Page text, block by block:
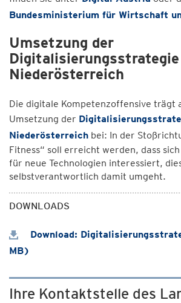
Bundesministerium für Wirtschaft
Umsetzung der
Digitalisierungsstrategie
Niederösterreich
Die digitale Kompetenzoffensive trägt
Umsetzung der
Niederösterreich bei: In der
Fitness“ soll erreicht werden, dass
für neue Technologien interessiert,
selbstverantwortlich damit umgeht.
DOWNLOADS
Download:
MB)
Ihre Kontaktstelle des